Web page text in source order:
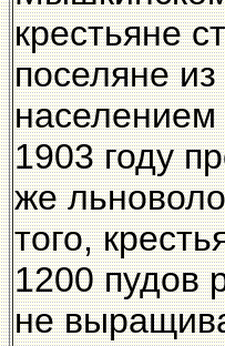
крестьяне
поселяне
1903 году
же
того,
1200 пудов
не